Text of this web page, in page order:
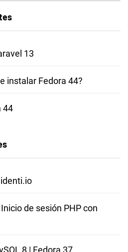
13
instalar Fedora 44?
44
Inicio de sesión PHP con
8 | Fedora 37